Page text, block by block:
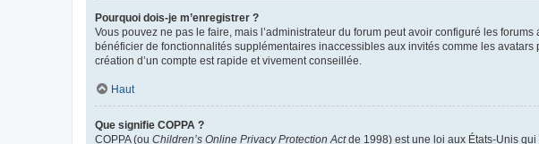
Pourquoi dois-je m’enregistrer ?
Vous pouvez ne pas le faire, mais l’administrateur du forum peut avoir configuré les
bénéficier de fonctionnalités supplémentaires inaccessibles aux invités comme les
création d’un compte est rapide et vivement conseillée.
Haut
Que signifie COPPA ?
COPPA (ou Children’s Online Privacy Protection Actde 1998) est une loi aux États-Unis